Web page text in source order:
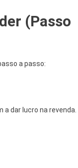
(Passo
a passo:
a dar lucro na revenda.